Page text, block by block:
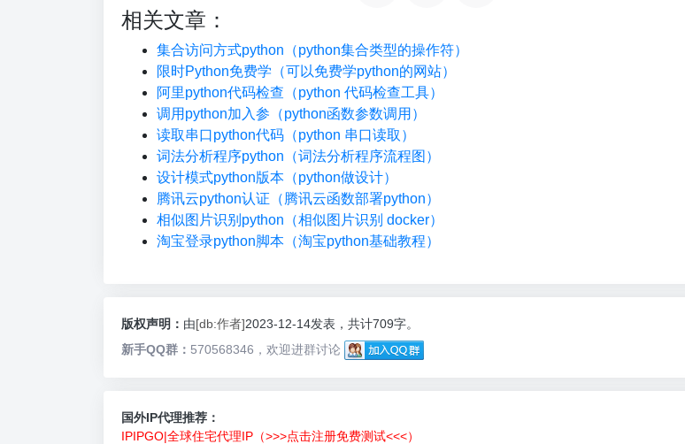
相关文章：
集合访问方式python（python集合类型的操作符）
限时Python免费学（可以免费学python的网站）
阿里python代码检查（python 代码检查工具）
调用python加入参（python函数参数调用）
读取串口python代码（python 串口读取）
词法分析程序python（词法分析程序流程图）
设计模式python版本（python做设计）
腾讯云python认证（腾讯云函数部署python）
相似图片识别python（相似图片识别 docker）
淘宝登录python脚本（淘宝python基础教程）
版权声明： 由[db:作者]2023-12-14发表，共计709字。
新手QQ群： 570568346，欢迎进群讨论
国外IP代理推荐：
IPIPGO|全球住宅代理IP（>>>点击注册免费测试<<<）